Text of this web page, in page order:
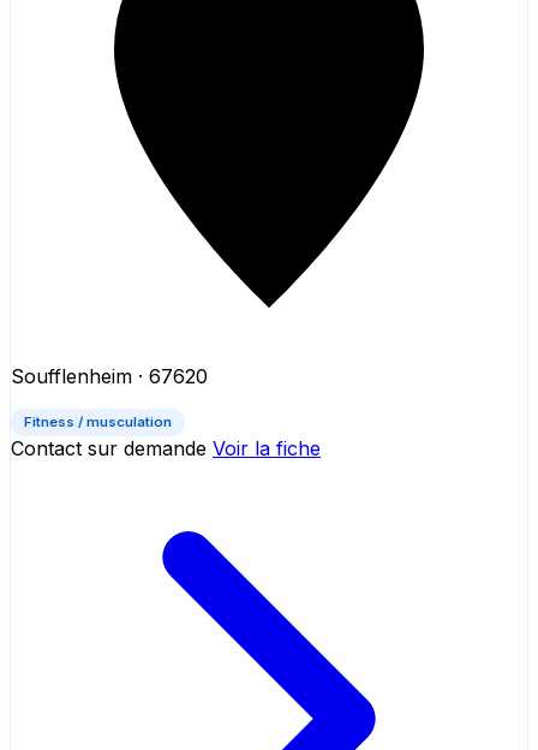
Soufflenheim · 67620
Fitness / musculation
Contact sur demande Voir la fiche